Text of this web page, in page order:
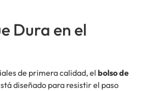
Dura en el
de primera calidad, el bolso de
diseñado para resistir el paso